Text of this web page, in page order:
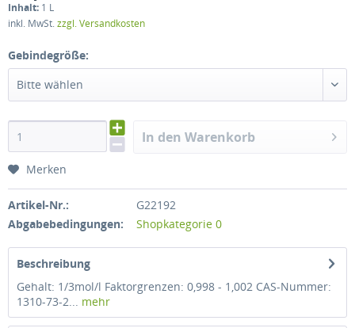
Inhalt: 1 L
inkl. MwSt.zzgl. Versandkosten
Gebindegröße:
Bitte wählen
In den Warenkorb
Merken
Artikel-Nr.:
G22192
Abgabebedingungen:
Shopkategorie 0
Beschreibung
Gehalt: 1/3mol/l Faktorgrenzen: 0,998 - 1,002 CAS-Nummer:
1310-73-2... mehr